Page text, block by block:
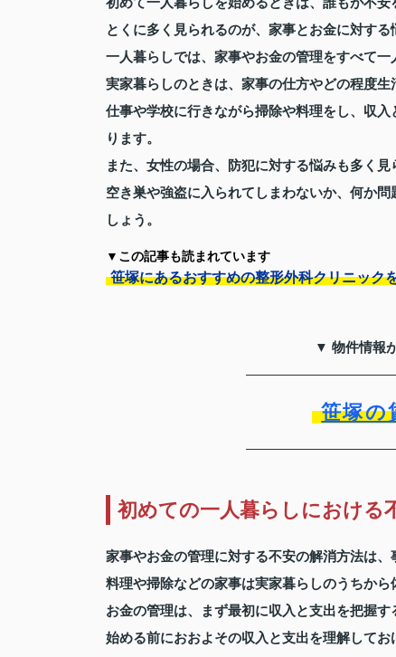
とくに多く見られるのが、家事とお金に対する
一人暮らしでは、家事やお金の管理をすべて一
実家暮らしのときは、家事の仕方やどの程度
仕事や学校に行きながら掃除や料理をし、収
ります。
また、女性の場合、防犯に対する悩みも多く見
空き巣や強盗に入られてしまわないか、何か
しょう。
▼この記事も読まれています
笹塚にあるおすすめの整形外科クリニック
▼ 物件情報
笹塚の
初めての一人暮らしにおける
家事やお金の管理に対する不安の解消方法は、
料理や掃除などの家事は実家暮らしのうちから
お金の管理は、まず最初に収入と支出を把握す
始める前におおよその収入と支出を理解して